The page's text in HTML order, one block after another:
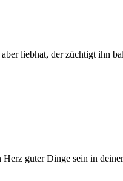
liebhat, der züchtigt ihn
guter Dinge sein in